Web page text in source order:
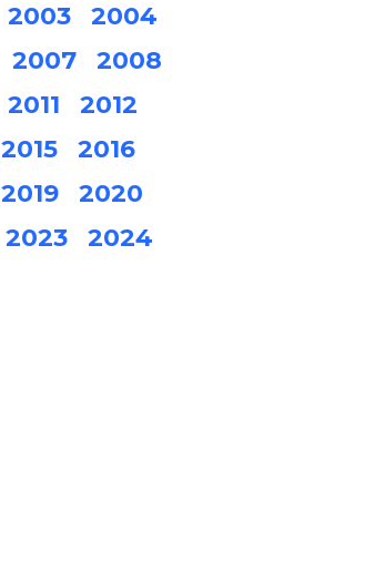
2003
2004
2007
2008
2011
2012
2015
2016
2019
2020
2023 2024